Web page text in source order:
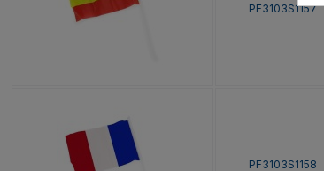
PF3103S1157
PF3103S1158